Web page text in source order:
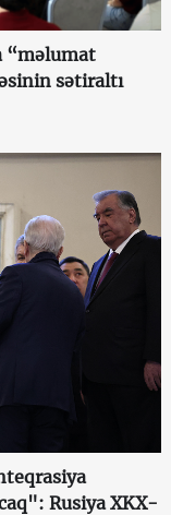
“məlumat
sətiraltı
Rusiya XKX-